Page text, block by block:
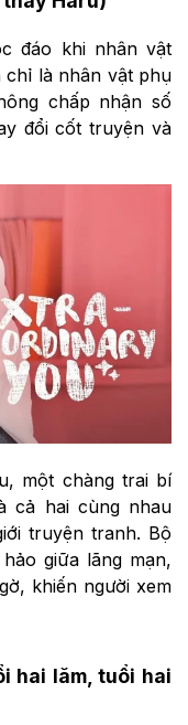
đáo khi nhân vật
chỉ là nhân vật phụ
chấp nhận số
đổi cốt truyện và
một chàng trai bí
cả hai cùng nhau
truyện tranh. Bộ
giữa lãng mạn,
khiến người xem
hai lăm, tuổi hai